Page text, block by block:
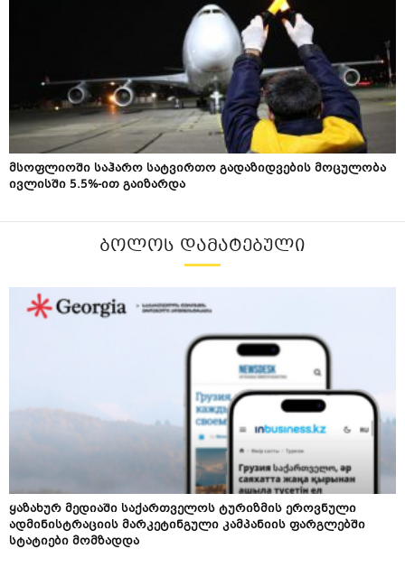
მსოფლიოში საჰარო სატვირთო გადაზიდვების მოცულობა
ივლისში 5.5%-ით გაიზარდა
ᲑᲝᲚᲝᲡ ᲓᲐᲛᲐᲢᲔᲑᲣᲚᲘ
ყაზახურ მედიაში საქართველოს ტურიზმის ეროვნული
ადმინისტრაციის მარკეტინგული კამპანიის ფარგლებში
სტატიები მომზადდა